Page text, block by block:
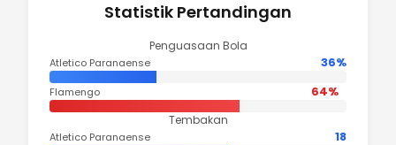
Statistik Pertandingan
Penguasaan Bola
Atletico Paranaense 36%
Flamengo 64%
Tembakan
Atletico Paranaense 18